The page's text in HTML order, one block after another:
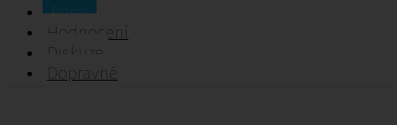
Popis
Hodnocení
Diskuze
Dopravné